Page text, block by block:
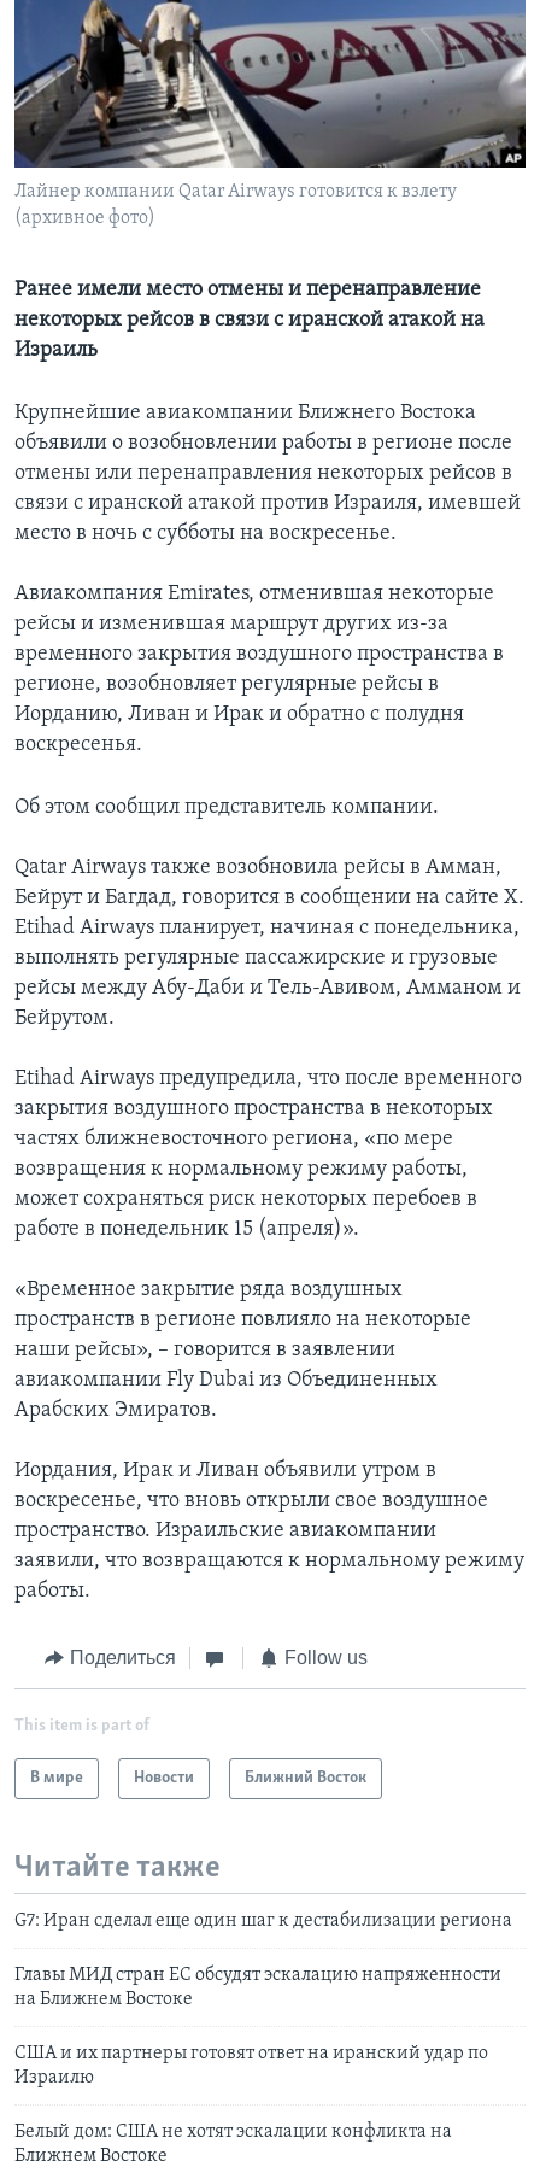
Learning English
СОЦИАЛЬНЫЕ СЕТИ
Языки
Лайнер компании Qatar Airways готовится к взлету
(архивное фото)
Ранее имели место отмены и перенаправление
некоторых рейсов в связи с иранской атакой на
Израиль
Крупнейшие авиакомпании Ближнего Востока
объявили о возобновлении работы в регионе после
отмены или перенаправления некоторых рейсов в
связи с иранской атакой против Израиля, имевшей
место в ночь с субботы на воскресенье.
Авиакомпания Emirates, отменившая некоторые
рейсы и изменившая маршрут других из-за
временного закрытия воздушного пространства в
регионе, возобновляет регулярные рейсы в
Иорданию, Ливан и Ирак и обратно с полудня
воскресенья.
Об этом сообщил представитель компании.
Qatar Airways также возобновила рейсы в Амман,
Бейрут и Багдад, говорится в сообщении на сайте X.
Etihad Airways планирует, начиная с понедельника,
выполнять регулярные пассажирские и грузовые
рейсы между Абу-Даби и Тель-Авивом, Амманом и
Бейрутом.
Etihad Airways предупредила, что после временного
закрытия воздушного пространства в некоторых
частях ближневосточного региона, «по мере
возвращения к нормальному режиму работы,
может сохраняться риск некоторых перебоев в
работе в понедельник 15 (апреля)».
«Временное закрытие ряда воздушных
пространств в регионе повлияло на некоторые
наши рейсы», – говорится в заявлении
авиакомпании Fly Dubai из Объединенных
Арабских Эмиратов.
Иордания, Ирак и Ливан объявили утром в
воскресенье, что вновь открыли свое воздушное
пространство. Израильские авиакомпании
заявили, что возвращаются к нормальному режиму
работы.
Поделиться Follow us
This item is part of
В мире Новости Ближний Восток
Читайте также
G7: Иран сделал еще один шаг к дестабилизации региона
Главы МИД стран ЕС обсудят эскалацию напряженности
на Ближнем Востоке
США и их партнеры готовят ответ на иранский удар по
Израилю
Белый дом: США не хотят эскалации конфликта на
Ближнем Востоке